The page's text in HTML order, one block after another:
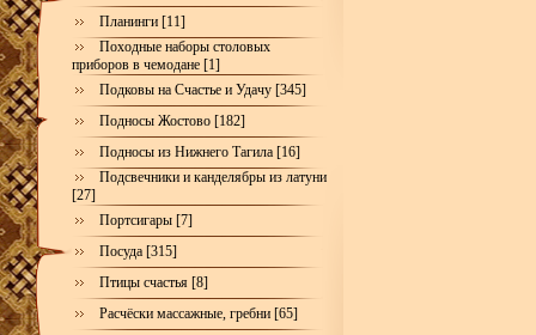
Планинги [11]
Походные наборы столовых
приборов в чемодане [1]
Подковы на Счастье и Удачу [345]
Подносы Жостово [182]
Подносы из Нижнего Тагила [16]
Подсвечники и канделябры из латуни
[27]
Портсигары [7]
Посуда [315]
Птицы счастья [8]
Расчёски массажные, гребни [65]